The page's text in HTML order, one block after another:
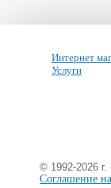
Интернет
Услуги
© 1992-2026 г.
Соглашение